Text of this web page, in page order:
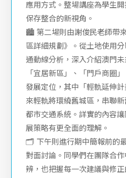
應用方式。整場講座為學生
保存整合的新視角。
🏙 第二場則由謝俊民老師帶
區詳細規劃》。從土地使用
通動線分析，深入介紹澳門
「宜居新區」、「門戶商圈
發展定位，其中「輕軌延伸
來輕軌將環繞舊城區，串聯
都市交通系統。詳實的內容
展策略有更全面的理解。
🗂 下午則進行期中簡報前的
對面討論。同學們在團隊合
辨，也把握每一次建議與修